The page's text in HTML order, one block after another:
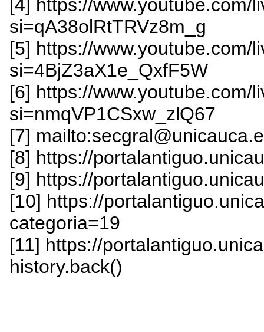
[4] https://www.youtube.com/
si=qA38olRtTRVz8m_g
[5] https://www.youtube.com/
si=4BjZ3aX1e_QxfF5W
[6] https://www.youtube.com/
si=nmqVP1CSxw_zlQ67
[7]
[8] https://
[9] https://
[10] https://
categoria=19
[11] https://
history.back()